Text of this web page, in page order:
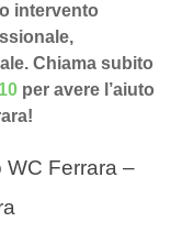
intervento
Chiama subito
per avere l’aiuto
WC Ferrara –